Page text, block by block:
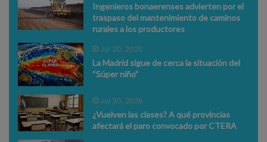
Ingenieros bonaerenses advierten por el
traspaso del mantenimiento de caminos
rurales a los productores
Jul 30, 2026
La Madrid sigue de cerca la situación del
“Súper niño”
Jul 30, 2026
¿Vuelven las clases? A qué provincias
afectará el paro convocado por CTERA